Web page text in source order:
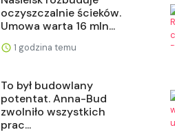
oczyszczalnie ścieków.
Umowa warta 16 mln...
1 godzina temu
To był budowlany
potentat. Anna-Bud
zwolniło wszystkich
prac...